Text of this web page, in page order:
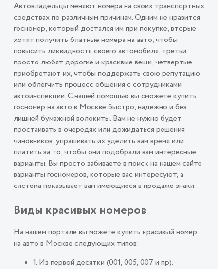
Автовладельцы меняют номера на своих транспортных
средствах по различным причинам. Одним не нравится
госномер, который достался им при покупке, вторые
хотят получить блатные номера на авто, чтобы
повысить ликвидность своего автомобиля, третьи
просто любят дорогие и красивые вещи, четвертые
приобретают их, чтобы поддержать свою репутацию
или облегчить процесс общения с сотрудниками
автоинспекции. С нашей помощью вы сможете купить
госномер на авто в Москве быстро, надежно и без
лишней бумажной волокиты. Вам не нужно будет
простаивать в очередях или дожидаться решения
чиновников, упрашивать их уделить вам время или
платить за то, чтобы они подобрали вам интересные
варианты. Вы просто забиваете в поиск на нашем сайте
варианты госномеров, которые вас интересуют, а
система показывает вам имеющиеся в продаже знаки.
Виды красивых номеров
На нашем портале вы можете купить красивый номер
на авто в Москве следующих типов:
1. Из первой десятки (001, 005, 007 и пр).